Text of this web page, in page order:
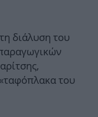
διάλυση του
«ταφόπλακα του